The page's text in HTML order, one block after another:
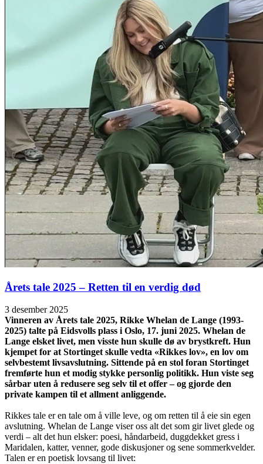
Årets tale 2025 – Retten til en verdig død
3 desember 2025
Vinneren av Årets tale 2025, Rikke Whelan de Lange (1993-
2025) talte på Eidsvolls plass i Oslo, 17. juni 2025. Whelan de
Lange elsket livet, men visste hun skulle dø av brystkreft. Hun
kjempet for at Stortinget skulle vedta «Rikkes lov», en lov om
selvbestemt livsavslutning. Sittende på en stol foran Stortinget
fremførte hun et modig stykke personlig politikk. Hun viste seg
sårbar uten å redusere seg selv til et offer – og gjorde den
private kampen til et allment anliggende.
Rikkes tale er en tale om å ville leve, og om retten til å eie sin egen
avslutning. Whelan de Lange viser oss alt det som gir livet glede og
verdi – alt det hun elsker: poesi, håndarbeid, duggdekket gress i
Maridalen, katter, venner, gode diskusjoner og sene sommerkvelder.
Talen er en poetisk lovsang til livet: